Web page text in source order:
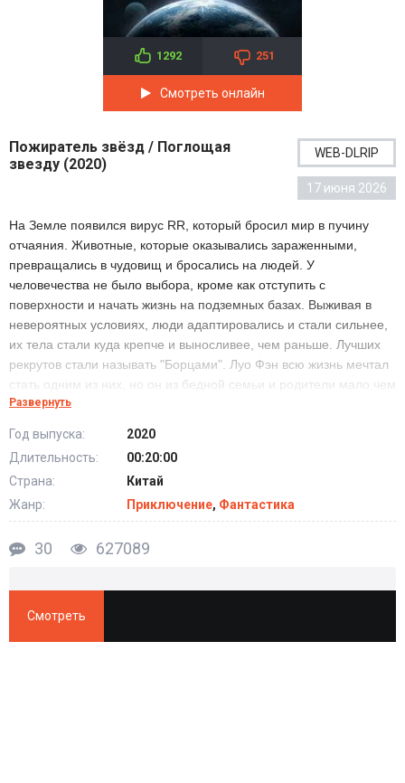
1292 251
Смотреть онлайн
Пожиратель звёзд / Поглощая
звезду (2020)
WEB-DLRIP
17 июня 2026
На Земле появился вирус RR, который бросил мир в пучину
отчаяния. Животные, которые оказывались зараженными,
превращались в чудовищ и бросались на людей. У
человечества не было выбора, кроме как отступить с
поверхности и начать жизнь на подземных базах. Выживая в
невероятных условиях, люди адаптировались и стали сильнее,
их тела стали куда крепче и выносливее, чем раньше. Лучших
рекрутов стали называть "Борцами". Луо Фэн всю жизнь мечтал
стать одним из них, но он из бедной семьи и родители мало чем
могут ему в этом помочь, так что ему приходится
Аниме Пожиратель звёзд / Поглощая звезду
(2020) все серии смотреть онлайн бесплатно
Развернуть
Год выпуска:
2020
Длительность:
00:20:00
Страна:
Китай
Жанр:
Приключение, Фантастика
30 627089
Смотреть